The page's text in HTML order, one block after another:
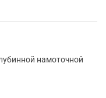
намоточной